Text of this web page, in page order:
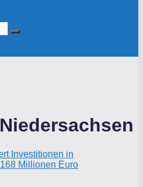
Niedersachsen